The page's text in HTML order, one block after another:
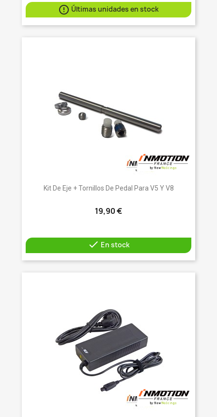
 Últimas unidades en stock
Kit De Eje + Tornillos De Pedal Para V5 Y V8
19,90 €
 En stock